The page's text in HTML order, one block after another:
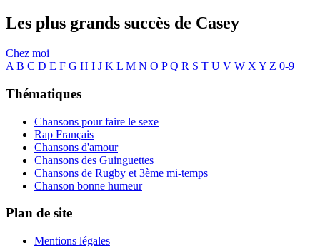
Les plus grands succès de Casey
Chez moi
A B C D E F G H I J K L M N O P Q R S T U V W X Y Z 0-9
Thématiques
Chansons pour faire le sexe
Rap Français
Chansons d'amour
Chansons des Guinguettes
Chansons de Rugby et 3ème mi-temps
Chanson bonne humeur
Plan de site
Mentions légales